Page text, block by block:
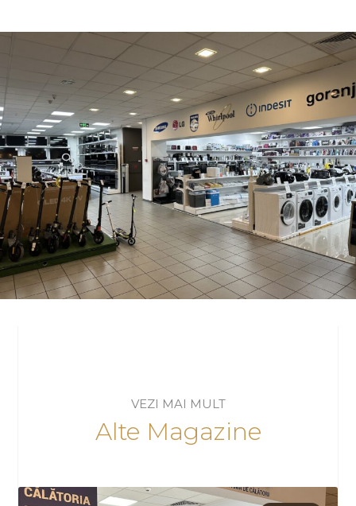
VEZI MAI MULT
Alte Magazine